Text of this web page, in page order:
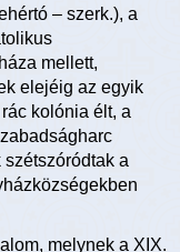
– szerk.), a
mellett,
elejéig az egyik
kolónia élt, a
a
melynek a XIX.